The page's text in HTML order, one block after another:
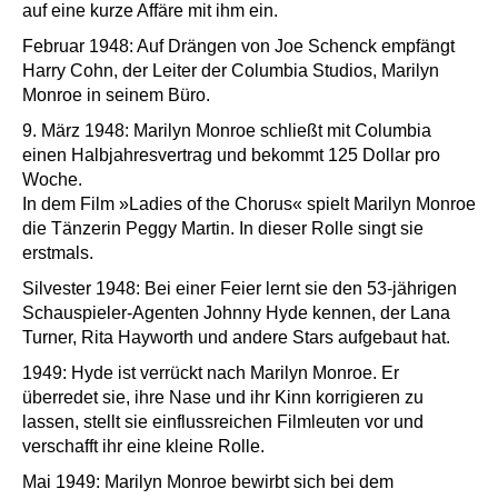
auf eine kurze Affäre mit ihm ein.
Februar 1948: Auf Drängen von Joe Schenck empfängt
Harry Cohn, der Leiter der Columbia Studios, Marilyn
Monroe in seinem Büro.
9. März 1948: Marilyn Monroe schließt mit Columbia
einen Halbjahresvertrag und bekommt 125 Dollar pro
Woche.
In dem Film »Ladies of the Chorus« spielt Marilyn Monroe
die Tänzerin Peggy Martin. In dieser Rolle singt sie
erstmals.
Silvester 1948: Bei einer Feier lernt sie den 53-jährigen
Schauspieler-Agenten Johnny Hyde kennen, der Lana
Turner, Rita Hayworth und andere Stars aufgebaut hat.
1949: Hyde ist verrückt nach Marilyn Monroe. Er
überredet sie, ihre Nase und ihr Kinn korrigieren zu
lassen, stellt sie einflussreichen Filmleuten vor und
verschafft ihr eine kleine Rolle.
Mai 1949: Marilyn Monroe bewirbt sich bei dem